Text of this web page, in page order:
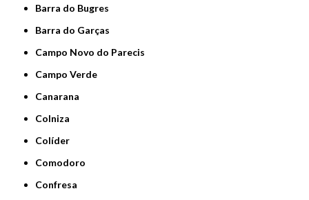
Barra do Bugres
Barra do Garças
Campo Novo do Parecis
Campo Verde
Canarana
Colniza
Colíder
Comodoro
Confresa